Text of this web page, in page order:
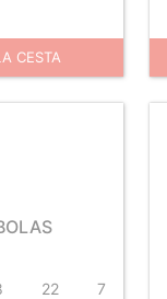
CESTA
22 7